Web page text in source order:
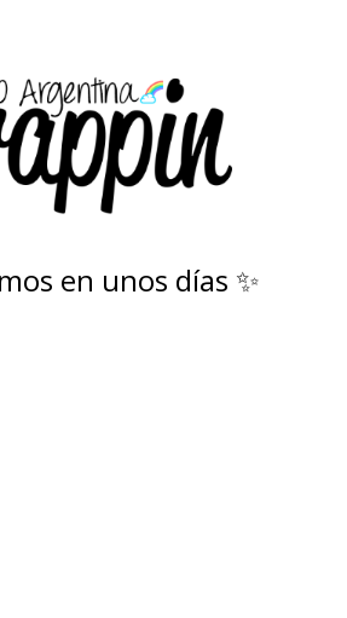
en unos días ✨